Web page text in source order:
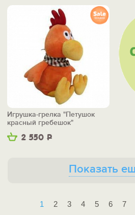
2 550 Р
Игрушка-грелка "Петушок
красный гребешок"
Показать
1 2 3 4 5 6 7